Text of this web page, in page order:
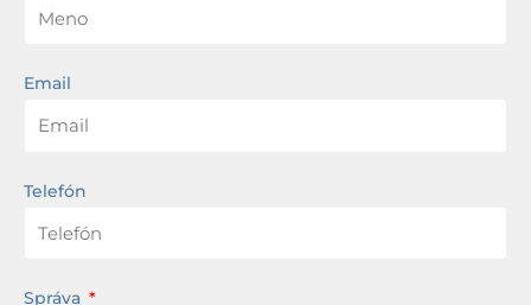
Email
Telefón
Správa